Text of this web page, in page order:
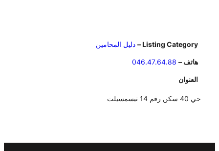
Listing Category – دليل المحامين
هاتف – 046.47.64.88
العنوان
حي 40 سكن رقم 14 تيسمسيلت